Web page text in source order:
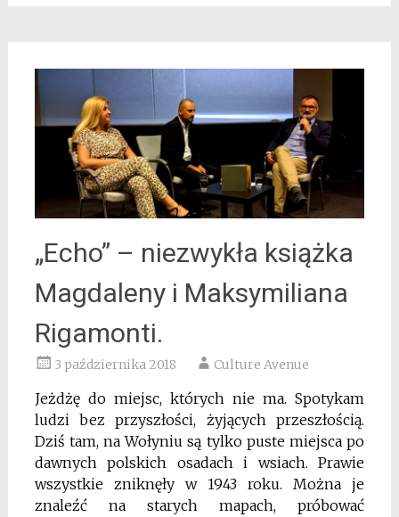
„Echo” – niezwykła książka
Magdaleny i Maksymiliana
Rigamonti.
3 października 2018 Culture Avenue
Jeżdżę do miejsc, których nie ma. Spotykam
ludzi bez przyszłości, żyjących przeszłością.
Dziś tam, na Wołyniu są tylko puste miejsca po
dawnych polskich osadach i wsiach. Prawie
wszystkie zniknęły w 1943 roku. Można je
znaleźć na starych mapach, próbować